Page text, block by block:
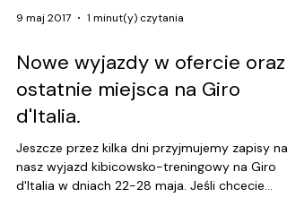
9 maj 2017 1 minut(y) czytania
Nowe wyjazdy w ofercie oraz
ostatnie miejsca na Giro
d'Italia.
Jeszcze przez kilka dni przyjmujemy zapisy na